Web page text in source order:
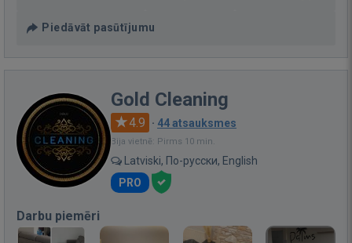
Piedāvāt pasūtījumu
Gold Cleaning
4.9 · 44 atsauksmes
Bija vietnē: Pirms 10 min.
Latviski, По-русски, English
PRO
Darbu piemēri